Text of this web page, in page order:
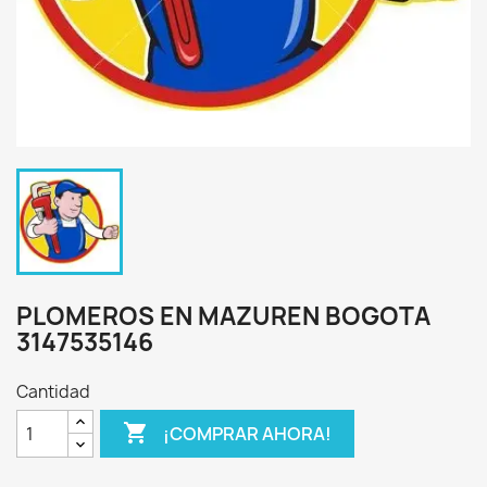
PLOMEROS EN MAZUREN BOGOTA
3147535146
Cantidad
 ¡COMPRAR AHORA!